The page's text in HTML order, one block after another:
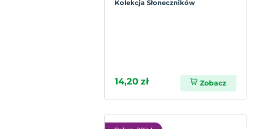
Kolekcja Słoneczników
14,20 zł Zobacz